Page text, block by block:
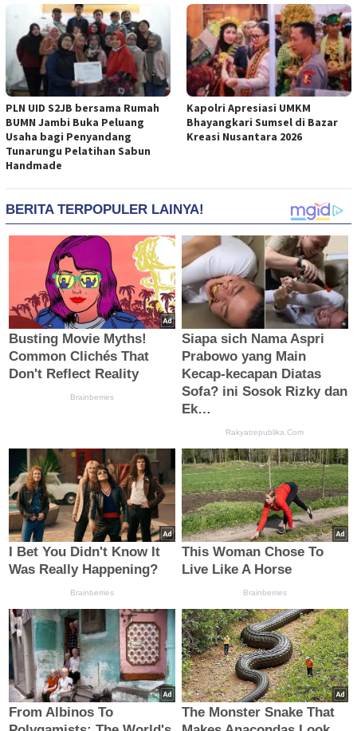
PLN UID S2JB bersama Rumah
BUMN Jambi Buka Peluang
Usaha bagi Penyandang
Tunarungu Pelatihan Sabun
Handmade
Kapolri Apresiasi UMKM
Bhayangkari Sumsel di Bazar
Kreasi Nusantara 2026